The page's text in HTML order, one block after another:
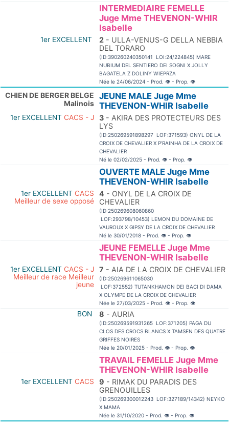
INTERMEDIAIRE FEMELLE
Juge Mme THEVENON-WHIR
Isabelle
1er EXCELLENT 2 - ULLA-VENUS-G DELLA NEBBIA
DEL TORARO
(ID:390260240350141 LOI:24/224845) MARE
NUBIUM DEL SENTIERO DEI SOGNI X JOLLY
BAGATELA Z DOLINY WIEPRZA
Née le 24/06/2024 - Prod. 👁 - Prop. 👁
CHIEN DE BERGER BELGE
Malinois
JEUNE MALE Juge Mme
THEVENON-WHIR Isabelle
1er EXCELLENT CACS - J 3 - AKIRA DES PROTECTEURS DES
LYS
(ID:250269591898297 LOF:371593) ONYL DE LA
CROIX DE CHEVALIER X P'RAINHA DE LA CROIX DE
CHEVALIER
Né le 02/02/2025 - Prod. 👁 - Prop. 👁
OUVERTE MALE Juge Mme
THEVENON-WHIR Isabelle
1er EXCELLENT CACS
Meilleur de sexe opposé
4 - ONYL DE LA CROIX DE
CHEVALIER
(ID:250269608060860
LOF:293798/10453) LEMON DU DOMAINE DE
VAUROUX X GIPSY DE LA CROIX DE CHEVALIER
Né le 30/01/2018 - Prod. 👁 - Prop. 👁
JEUNE FEMELLE Juge Mme
THEVENON-WHIR Isabelle
1er EXCELLENT CACS - J
Meilleur de race Meilleur
jeune
7 - AIA DE LA CROIX DE CHEVALIER
(ID:250269611065030
LOF:372552) TUTANKHAMON DEI BACI DI DAMA
X OLYMPE DE LA CROIX DE CHEVALIER
Née le 27/03/2025 - Prod. 👁 - Prop. 👁
BON 8 - AURIA
(ID:250269591931265 LOF:371205) PAGA DU
CLOS DES CROCS BLANCS X TAMSEN DES QUATRE
GRIFFES NOIRES
Née le 20/01/2025 - Prod. 👁 - Prop. 👁
TRAVAIL FEMELLE Juge Mme
THEVENON-WHIR Isabelle
1er EXCELLENT CACS 9 - RIMAK DU PARADIS DES
GRENOUILLES
(ID:250269300012243 LOF:327189/14342) NEYKO
X MAMA
Née le 31/10/2020 - Prod. 👁 - Prop. 👁